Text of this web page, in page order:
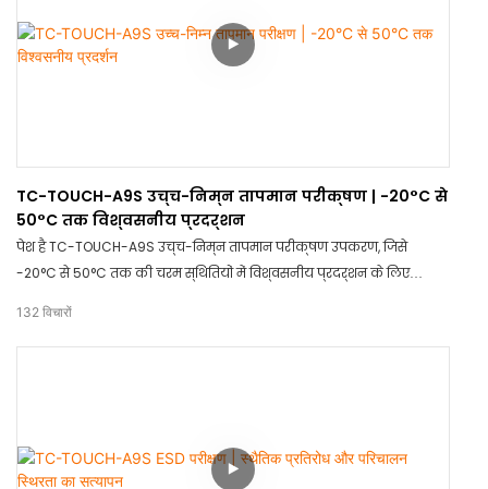
TC-TOUCH-A9S उच्च-निम्न तापमान परीक्षण | -20°C से
50°C तक विश्वसनीय प्रदर्शन
पेश है TC-TOUCH-A9S उच्च-निम्न तापमान परीक्षण उपकरण, जिसे
-20°C से 50°C तक की चरम स्थितियों में विश्वसनीय प्रदर्शन के लिए
तापमान चाहे जो भी हो, सटीकता और टिकाऊपन के लिए TC-TOUCH-A9S पर
132 विचारों